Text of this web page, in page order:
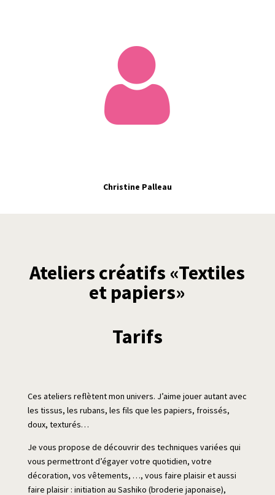
Christine Palleau
Ateliers créatifs «Textiles
et papiers»
Tarifs
Ces ateliers reflètent mon univers. J’aime jouer autant avec
les tissus, les rubans, les fils que les papiers, froissés,
doux, texturés…
Je vous propose de découvrir des techniques variées qui
vous permettront d’égayer votre quotidien, votre
décoration, vos vêtements, …, vous faire plaisir et aussi
faire plaisir : initiation au Sashiko (broderie japonaise),